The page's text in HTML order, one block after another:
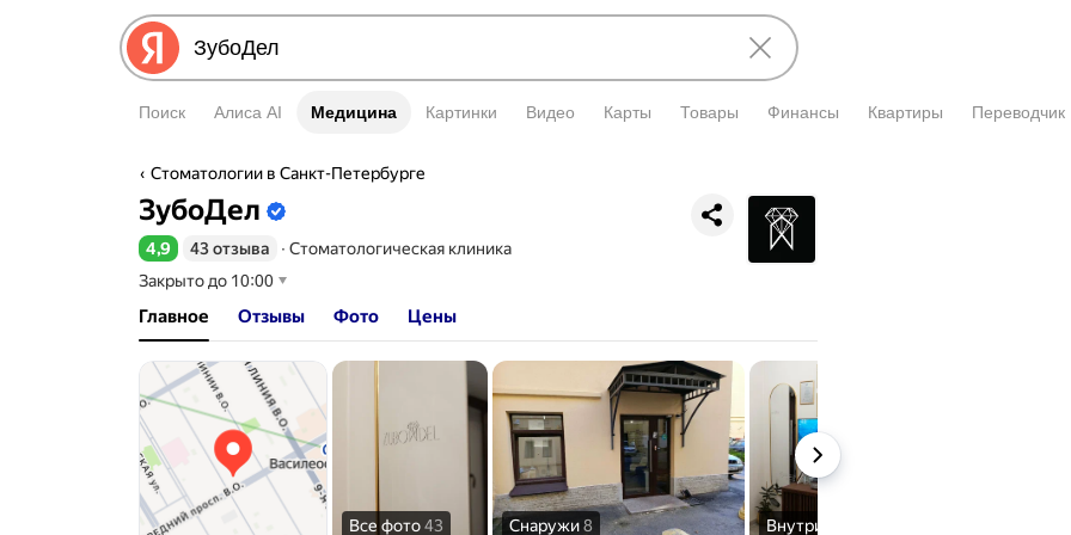
Поиск Алиса AI Медицина
Медицина Картинки Видео Карты Товары Финансы Квартиры Переводчик
Стоматологии в Санкт-Петербурге
ЗубоДел
Информация об организации подтверждена владельцем.
Рейтинг 4,9 из 5
4,9 43 отзыва ∙ Стоматологическая клиника
Закрыто до 10:00
Главное Отзывы Фото Цены
Все фото43 Снаружи8 Внутри